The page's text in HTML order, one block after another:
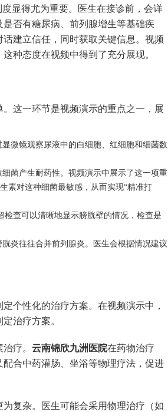
显得尤为重要。医生在接诊前，会详
否有糖尿病、前列腺增生等基础疾
建立信任，同时获取关键信息。视频
种态度在视频中得到了充分展现。
这一环节是视频演示的重点之一，展
微镜观察尿液中的白细胞、红细胞和细菌数
菌产生耐药性。视频演示中展示了这一项重
素对这种细菌最敏感，从而实现“精准打
查可以清晰地显示膀胱壁的情况，检查是
炎往往合并前列腺炎。医生会根据情况建议
个性化的治疗方案。在视频演示中，
治疗方案。
疗。 云南锦欣九洲医院在药物治疗
配合中药灌肠、坐浴等物理疗法，促进
复杂。医生可能会采用物理治疗（如